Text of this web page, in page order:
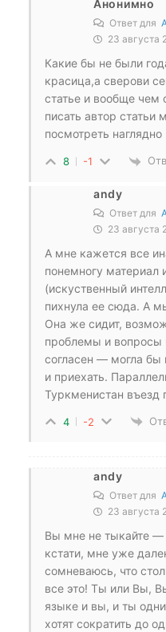
Анонимно
Ответ для
23 августа
Какие бы не были
красица,а сверови
статье и вообще чем
писать автор статьи
посмотреть наглядно
8 -1
andy
Ответ для
23 августа
А мне кажется все
понемногу
(искуственный
пихнула ее сюда. А
Она же сидит,
проблемы и вопросы
согласен — могла бы
и приехать.
Туркменистан въезд
4 -2
andy
Ответ для
23 августа
Вы мне не тыкайте
кстати, мне уже
сомневаюсь, что
все это! Ты или Вы,
языке и вы, и ты
хотят сократить до